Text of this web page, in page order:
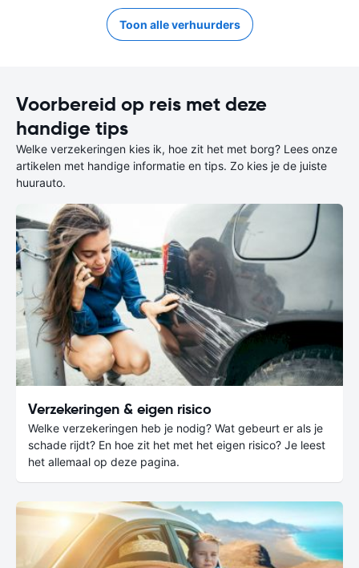
Toon alle verhuurders
Voorbereid op reis met deze
handige tips
Welke verzekeringen kies ik, hoe zit het met borg? Lees onze
artikelen met handige informatie en tips. Zo kies je de juiste
huurauto.
Verzekeringen & eigen risico
Welke verzekeringen heb je nodig? Wat gebeurt er als je
schade rijdt? En hoe zit het met het eigen risico? Je leest
het allemaal op deze pagina.